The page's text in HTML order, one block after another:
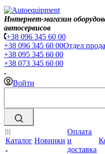
Интернет-магазин
автосервисов
+38 096 345 60 00
+38 096 345 60 00Отдел
+38 095 345 60 00
+38 073 345 60 00
Войти
Каталог Новинки
Оплата
и
доставка